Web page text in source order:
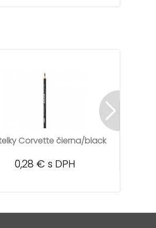
Corvette čierna/black
0,28 € s DPH